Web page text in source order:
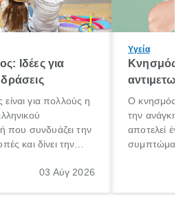
Ιδέες για
για πολλούς η
που συνδυάζει την
και δίνει την
λίγες μέρες
03 Αύγ 2026
Υγεία
Κνησμός:
Ο κνησμός
την ανάγκη
αποτελεί